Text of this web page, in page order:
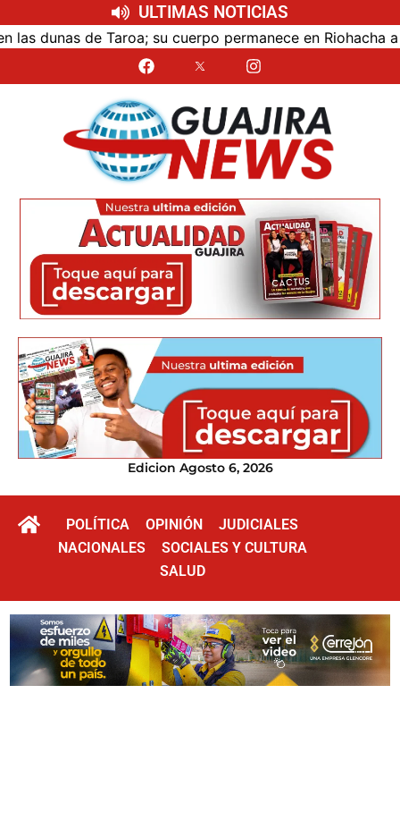
ULTIMAS NOTICIAS
de Taroa; su cuerpo permanece en Riohacha a la
Edicion Agosto 6, 2026
POLÍTICA OPINIÓN
JUDICIALES
NACIONALES
SOCIALES Y CULTURA
SALUD